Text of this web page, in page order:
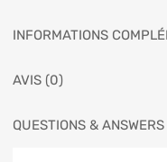
INFORMATIONS
AVIS (0)
QUESTIONS & ANSWERS